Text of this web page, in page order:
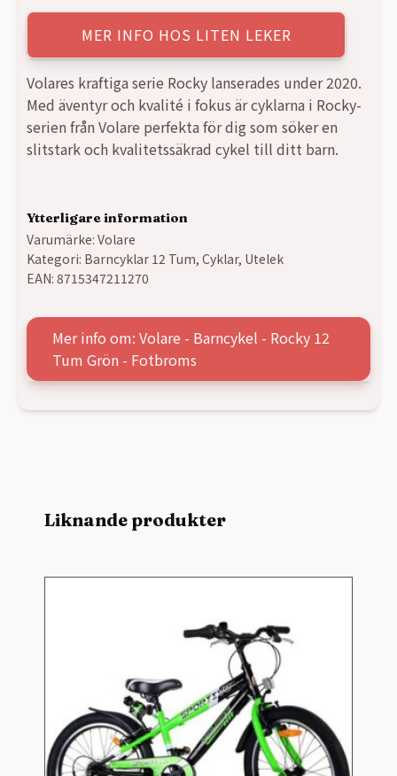
MER INFO HOS LITEN LEKER
Volares kraftiga serie Rocky lanserades under 2020.
Med äventyr och kvalité i fokus är cyklarna i Rocky-
serien från Volare perfekta för dig som söker en
slitstark och kvalitetssäkrad cykel till ditt barn.
Ytterligare information
Varumärke: Volare
Kategori: Barncyklar 12 Tum, Cyklar, Utelek
EAN: 8715347211270
Mer info om: Volare - Barncykel - Rocky 12
Tum Grön - Fotbroms
Liknande produkter